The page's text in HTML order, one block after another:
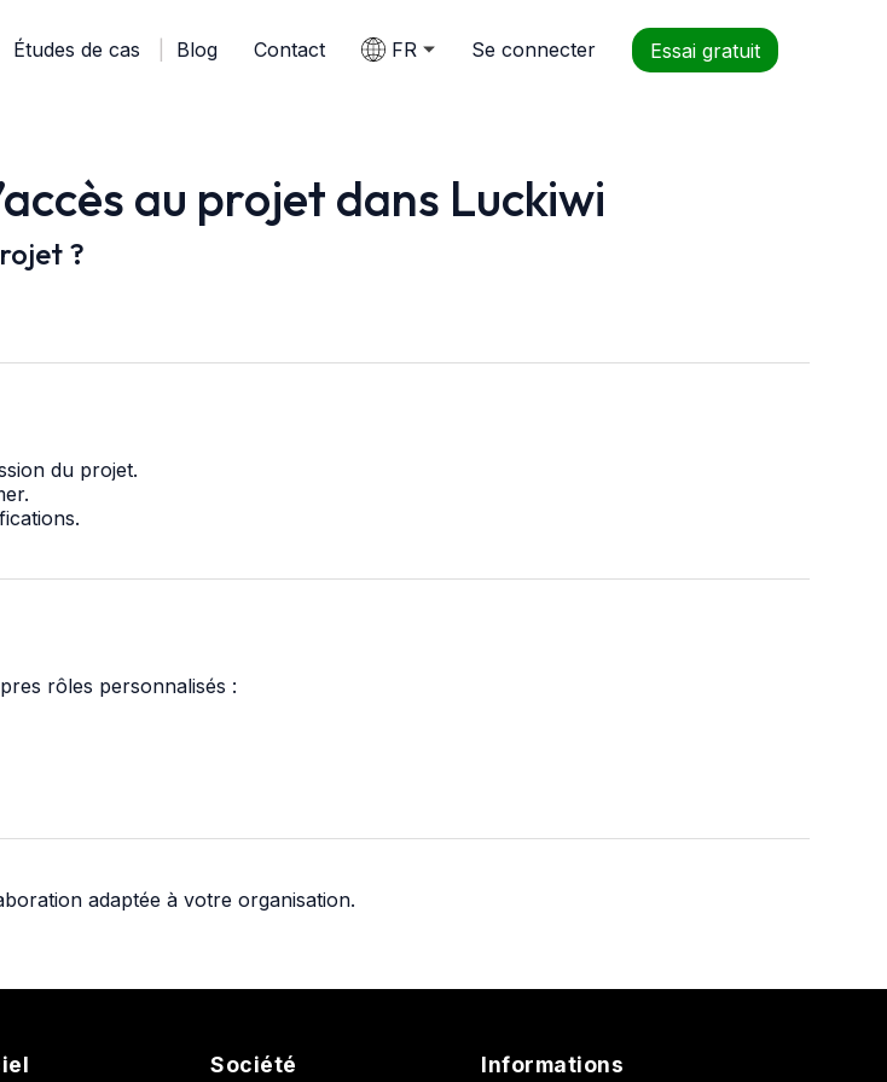
Études de cas Blog Contact FR Se connecter Essai gratuit
au projet dans Luckiwi
?
du projet.
rôles personnalisés :
adaptée à votre organisation.
Société Informations